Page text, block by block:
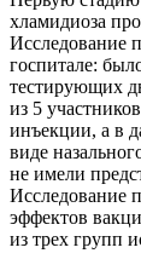
хламидиоза
Исследование
госпитале:
тестирующих
из 5
инъекции, а в
виде
не имели
Исследование
эффектов
из трех групп